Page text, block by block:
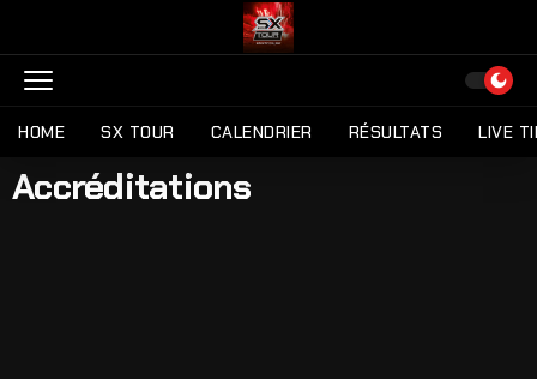
HOME SX TOUR CALENDRIER RÉSULTATS LIVE
Accréditations